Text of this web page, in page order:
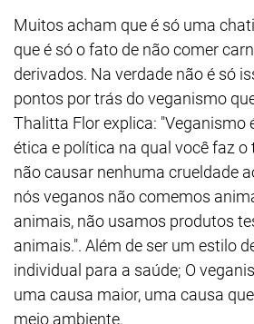
Muitos acham que é só uma
que é só o fato de não comer
derivados. Na verdade não é só
pontos por trás do veganismo
Thalitta Flor explica: "Veganismo
ética e política na qual você faz o
não causar nenhuma crueldade
nós veganos não comemos
animais, não usamos produtos
animais.". Além de ser um estilo
individual para a saúde; O
uma causa maior, uma causa
meio ambiente.